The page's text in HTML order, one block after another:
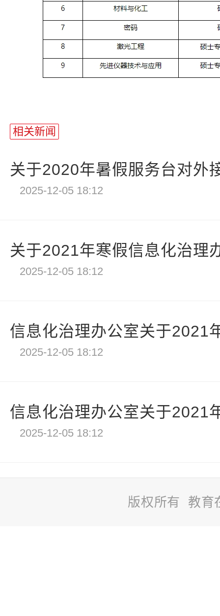
相关新闻
关于2020年暑假服务台对外
2025-12-05 18:12
关于2021年寒假信息化治理
2025-12-05 18:12
信息化治理办公室关于2021
2025-12-05 18:12
信息化治理办公室关于2021
2025-12-05 18:12
版权所有 教育